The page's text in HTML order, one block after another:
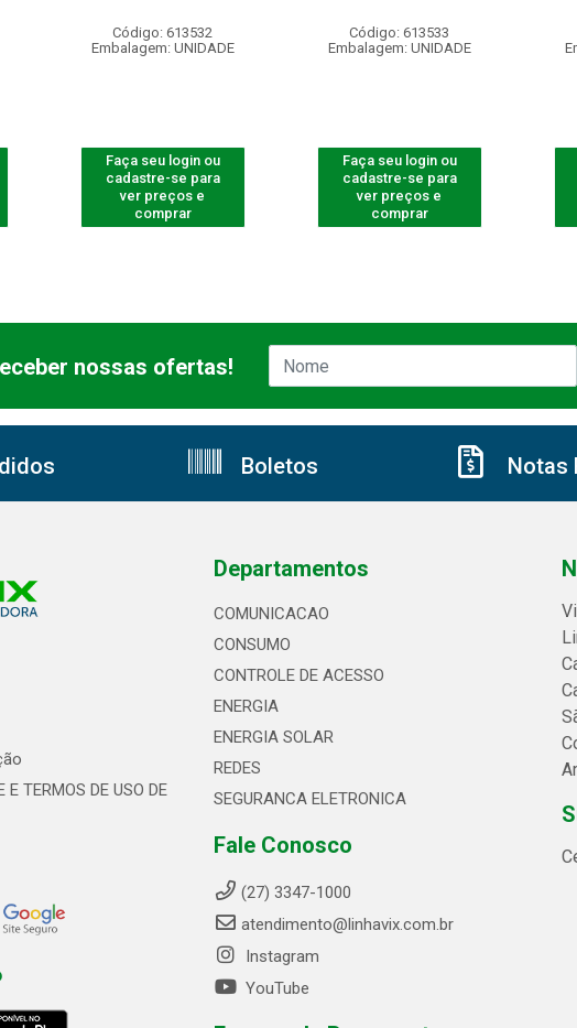
Código: 613532
Embalagem: UNIDADE
Faça seu login ou
cadastre-se para
ver preços e
comprar
Código: 613533
Embalagem: UNIDADE
Faça seu login ou
cadastre-se para
ver preços e
comprar
nossas ofertas!
Boletos Notas
TERMOS DE USO DE
Departamentos
COMUNICACAO
CONSUMO
CONTROLE DE ACESSO
ENERGIA
ENERGIA SOLAR
REDES
SEGURANCA ELETRONICA
Fale Conosco
(27) 3347-1000
atendimento@linhavix.com.br
Instagram
YouTube